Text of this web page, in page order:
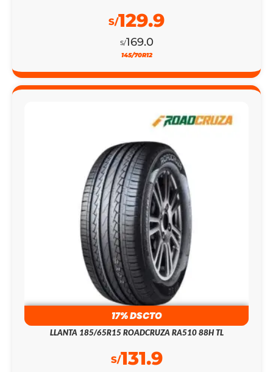
S/169.0
S/129.9
145/70R12
17% DSCTO
LLANTA 185/65R15 ROADCRUZA RA510 88H TL
S/131.9